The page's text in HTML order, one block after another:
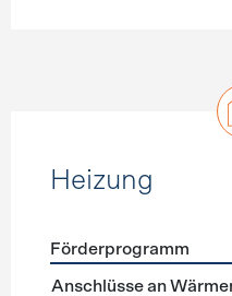
Heizung
Förderprogramme
Förderprogramm
Anschlüsse an